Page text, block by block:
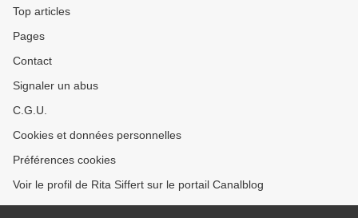
Top articles
Pages
Contact
Signaler un abus
C.G.U.
Cookies et données personnelles
Préférences cookies
Voir le profil de Rita Siffert sur le portail Canalblog